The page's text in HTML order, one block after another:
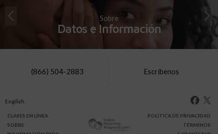
Sobre
Datos e Información
(866) 504-2883 Escríbenos
English
CLASES EN LÍNEA
SOBRE
POLÍTICA DE PRIVACIDAD
TÉRMINOS